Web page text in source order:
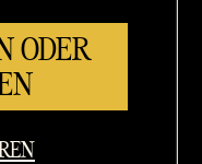
ODER